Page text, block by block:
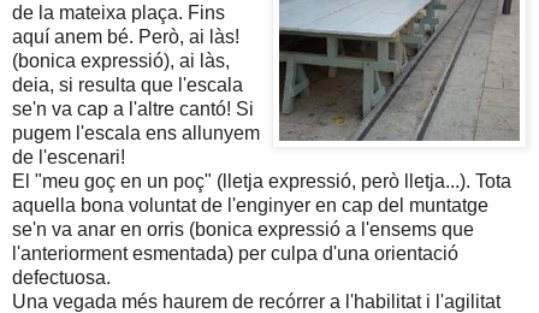
de la mateixa plaça. Fins
aquí anem bé. Però, ai làs!
(bonica expressió), ai làs,
deia, si resulta que l'escala
se'n va cap a l'altre cantó! Si
pugem l'escala ens allunyem
de l'escenari!
El "meu goç en un poç" (lletja expressió, però lletja...). Tota
aquella bona voluntat de l'enginyer en cap del muntatge
se'n va anar en orris (bonica expressió a l'ensems que
l'anteriorment esmentada) per culpa d'una orientació
defectuosa.
Una vegada més haurem de recórrer a l'habilitat i l'agilitat